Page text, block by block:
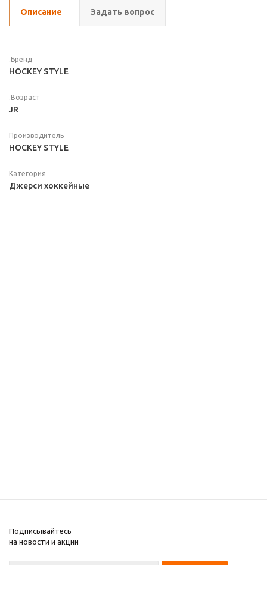
Описание Задать вопрос
.Бренд
HOCKEY STYLE
.Возраст
JR
Производитель
HOCKEY STYLE
Категория
Джерси хоккейные
Подписывайтесь
на новости и акции